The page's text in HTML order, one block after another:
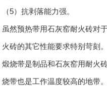
（5）抗剥落能力强。
虽然预热带用石灰窑耐火砖对
火砖的其它性能要求特别苛刻。
煅烧带是制品和石灰窑用耐火
烧带也是工作温度较高的地带